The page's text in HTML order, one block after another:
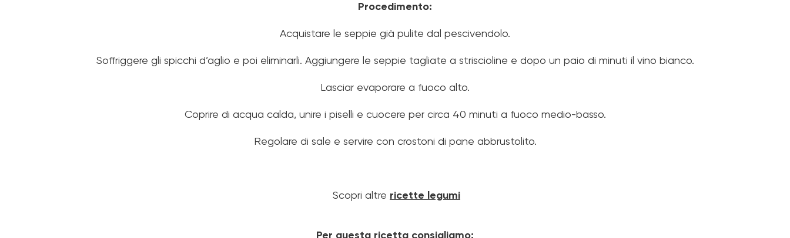
Procedimento:
Acquistare le seppie già pulite dal pescivendolo.
Soffriggere gli spicchi d’aglio e poi eliminarli. Aggiungere le seppie tagliate a striscioline e dopo un paio di minuti il vino bianco.
Lasciar evaporare a fuoco alto.
Coprire di acqua calda, unire i piselli e cuocere per circa 40 minuti a fuoco medio-basso.
Regolare di sale e servire con crostoni di pane abbrustolito.
Scopri altre ricette legumi
Per questa ricetta consigliamo: